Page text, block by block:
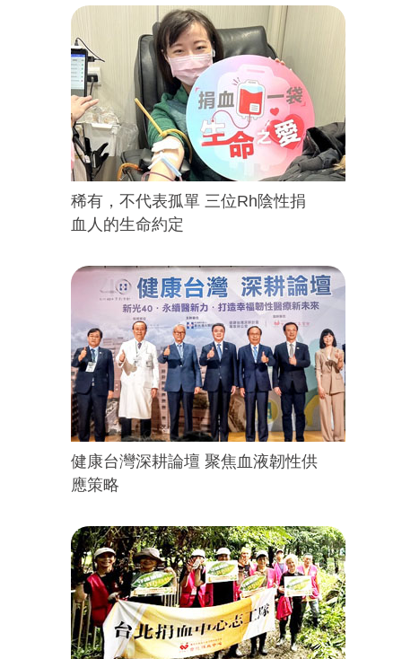
稀有，不代表孤單 三位Rh陰性捐
血人的生命約定
健康台灣深耕論壇 聚焦血液韌性供
應策略